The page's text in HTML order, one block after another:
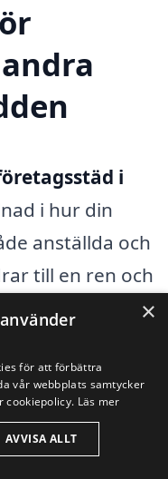
i
i hur din
anställda och
till en ren och
förbättrar
produktivitet.
veta var man
hjälp.
alternativ i de
×
för att förbättra
vår webbplats samtycker
cookiepolicy. Läs mer
AVVISA ALLT